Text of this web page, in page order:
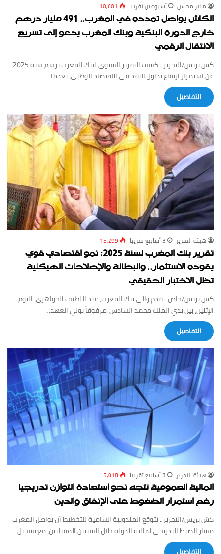
منير محسن أسبوعين ‏تقريبا 10,601
الكاش يواصل تمدده في المغرب.. 491 مليار درهم
خارج الدورة البنكية وبنك المغرب يدعو إلى تسريع
الانتقال الرقمي
كش بريس/التحرير ـ كشف التقرير السنوي لبنك المغرب برسم سنة 2025
عن استمرار ارتفاع تداول النقد في الاقتصاد الوطني، بعدما…
‏التفاصيل
‏هيئة ‏التحرير 3 أسابيع ‏تقريبا 15,299
تقرير بنك المغرب لسنة 2025: نمو اقتصادي قوي
يقوده الاستثمار.. والبطالة والإصلاحات الهيكلية
تظل الاختبار الحقيقي
كش بريس/خاص ـ قدم والي بنك المغرب، عبد اللطيف الجواهري، اليوم
الإثنين، بين يدي الملك محمد السادس، مرفوقاً بولي العهد…
‏التفاصيل
‏هيئة ‏التحرير 3 أسابيع ‏تقريبا 5,018
المالية العمومية تتجه نحو استعادة التوازن تدريجيا
رغم استمرار الضغوط على الإنفاق والدين
كش بريس/التحرير ـ تتوقع المندوبية السامية للتخطيط أن يواصل المغرب
مسار الضبط التدريجي لمالية الدولة خلال السنتين المقبلتين، مع تسجيل…
‏التفاصيل